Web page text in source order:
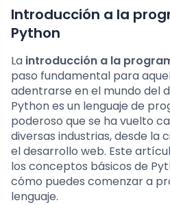
Introducción a la
Python
La introducción a la
paso fundamental para
adentrarse en el mundo del
Python es un lenguaje de
poderoso que se ha vuelto
diversas industrias, desde la
el desarrollo web. Este
los conceptos básicos de
cómo puedes comenzar a
lenguaje.